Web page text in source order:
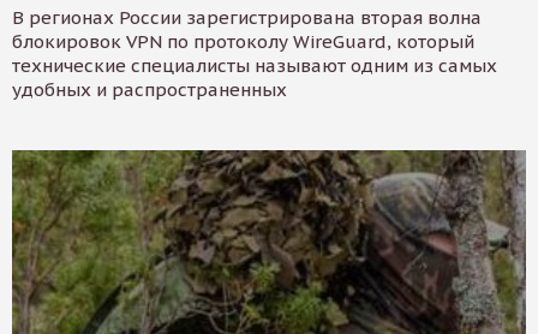
В регионах России зарегистрирована вторая волна
блокировок VPN по протоколу WireGuard, который
технические специалисты называют одним из самых
удобных и распространенных